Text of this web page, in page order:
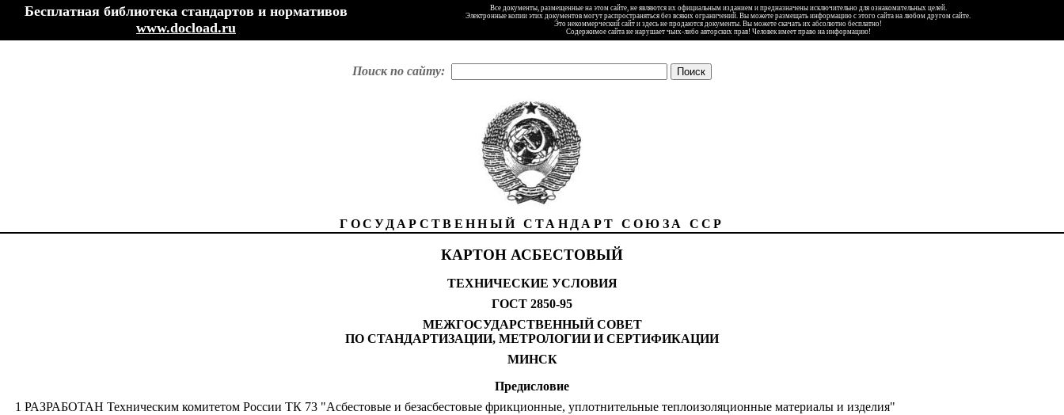
Бесплатная библиотека стандартов и нормативов
www.docload.ru
Все документы, размещенные на этом сайте, не являются их официальным изданием и предназначены исключительно для ознакомительных целей.
Электронные копии этих документов могут распространяться без всяких ограничений. Вы можете размещать информацию с этого сайта на любом другом сайте.
Это некоммерческий сайт и здесь не продаются документы. Вы можете скачать их абсолютно бесплатно!
Содержимое сайта не нарушает чьих-либо авторских прав! Человек имеет право на информацию!
Поиск по сайту:
ГОСУДАРСТВЕННЫЙ СТАНДАРТ СОЮЗА ССР
КАРТОН АСБЕСТОВЫЙ
ТЕХНИЧЕСКИЕ УСЛОВИЯ
ГОСТ 2850-95
МЕЖГОСУДАРСТВЕННЫЙ СОВЕТ
ПО СТАНДАРТИЗАЦИИ, МЕТРОЛОГИИ И СЕРТИФИКАЦИИ
МИНСК
Предисловие
1 РАЗРАБОТАН Техническим комитетом России ТК 73 "Асбестовые и безасбестовые фрикционные, уплотнительные теплоизоляционные материалы и изделия"